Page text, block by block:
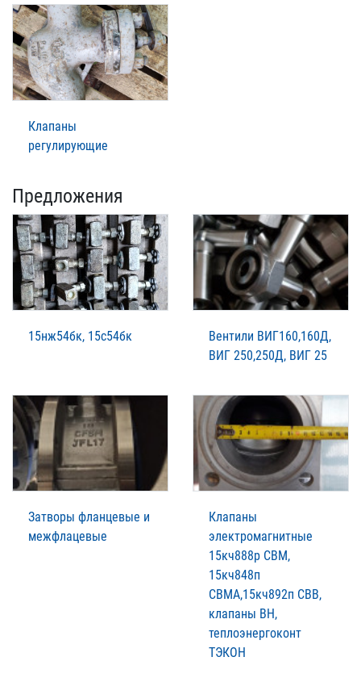
Клапаны
регулирующие
Предложения
15нж54бк, 15с54бк
Вентили ВИГ160,160Д,
ВИГ 250,250Д, ВИГ 25
Затворы фланцевые и
межфлацевые
Клапаны
электромагнитные
15кч888р СВМ,
15кч848п
СВМА,15кч892п СВВ,
клапаны ВН,
теплоэнергоконт
ТЭКОН